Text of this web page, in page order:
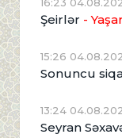
Şeirlər -
15:26
Sonuncu
13:24
Seyran